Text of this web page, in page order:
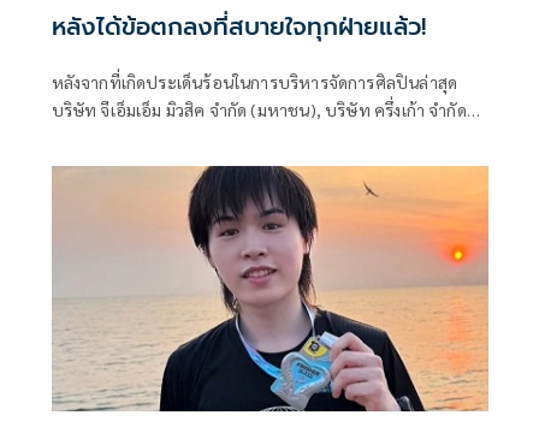
หลังได้ข้อตกลงที่สบายใจทุกฝ่ายแล้ว!
หลังจากที่เกิดประเด็นร้อนในการบริหารจัดการศิลปินล่าสุด
บริษัท จีเอ็มเอ็ม มิวสิค จำกัด (มหาชน), บริษัท ครึ่งเก้า จำกัด
กันแล้ว